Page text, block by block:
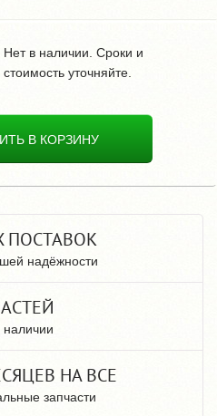
Нет в наличии. Сроки и
стоимость уточняйте.
В КОРЗИНУ
ПОСТАВОК
надёжности
наличии
НА ВСЕ
запчасти